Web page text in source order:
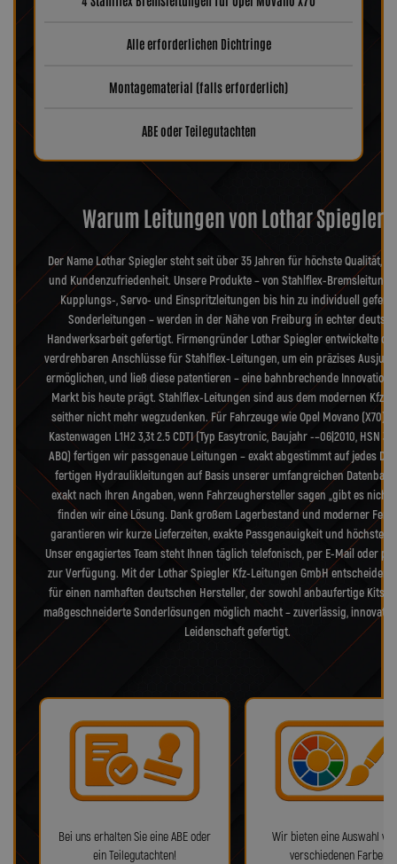
Alle erforderlichen Dichtringe
Montagematerial (falls erforderlich)
ABE oder Teilegutachten
Warum Leitungen von Lothar Spiegler?
Der Name Lothar Spiegler steht seit über 35 Jahren für höchste Qualität,
und Kundenzufriedenheit. Unsere Produkte – von Stahlflex-
Kupplungs-, Servo- und Einspritzleitungen bis hin zu individuell
Sonderleitungen – werden in der Nähe von Freiburg in echter
Handwerksarbeit gefertigt. Firmengründer Lothar Spiegler entwickelte
verdrehbaren Anschlüsse für Stahlflex-Leitungen, um ein präzises
ermöglichen, und ließ diese patentieren – eine bahnbrechende Innovation,
Markt bis heute prägt. Stahlflex-Leitungen sind aus dem modernen Kfz-
seither nicht mehr wegzudenken. Für Fahrzeuge wie Opel Movano (X70)
Kastenwagen L1H2 3,3t 2.5 CDTI (Typ Easytronic, Baujahr -–06|2010, HSN
ABQ) fertigen wir passgenaue Leitungen – exakt abgestimmt auf jedes
fertigen Hydraulikleitungen auf Basis unserer umfangreichen
exakt nach Ihren Angaben, wenn Fahrzeughersteller sagen „gibt es nicht
finden wir eine Lösung. Dank großem Lagerbestand und moderner
garantieren wir kurze Lieferzeiten, exakte Passgenauigkeit und höchste
Unser engagiertes Team steht Ihnen täglich telefonisch, per E-Mail oder
zur Verfügung. Mit der Lothar Spiegler Kfz-Leitungen GmbH entscheiden
für einen namhaften deutschen Hersteller, der sowohl anbaufertige Kits
maßgeschneiderte Sonderlösungen möglich macht – zuverlässig,
Leidenschaft gefertigt.
Bei uns erhalten Sie eine ABE oder
ein Teilegutachten!
Wir bieten eine Auswahl
verschiedenen Farben!